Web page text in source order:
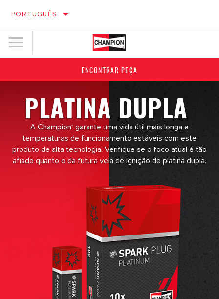
PORTUGUÊS
ENCONTRAR PEÇA
PLATINA DUPLA
A Champion® garante uma vida útil mais longa e
temperaturas de funcionamento estáveis com este
produto de alta tecnologia. Verifique se o foco atual é tão
afiado quanto o da futura vela de ignição de platina dupla.